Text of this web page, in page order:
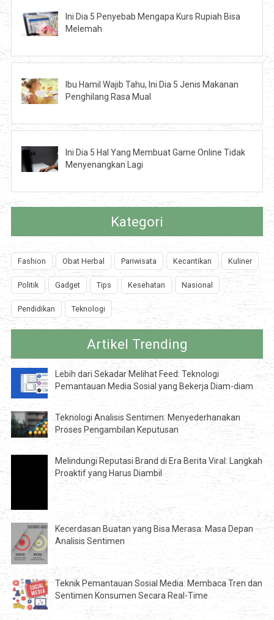
Ini Dia 5 Penyebab Mengapa Kurs Rupiah Bisa
Melemah
Ibu Hamil Wajib Tahu, Ini Dia 5 Jenis Makanan
Penghilang Rasa Mual
Ini Dia 5 Hal Yang Membuat Game Online Tidak
Menyenangkan Lagi
Kategori
Fashion Obat Herbal Pariwisata Kecantikan Kuliner
Politik Gadget Tips Kesehatan Nasional
Pendidikan Teknologi
Artikel Trending
Lebih dari Sekadar Melihat Feed: Teknologi
Pemantauan Media Sosial yang Bekerja Diam-diam
Teknologi Analisis Sentimen: Menyederhanakan
Proses Pengambilan Keputusan
Melindungi Reputasi Brand di Era Berita Viral: Langkah
Proaktif yang Harus Diambil
Kecerdasan Buatan yang Bisa Merasa: Masa Depan
Analisis Sentimen
Teknik Pemantauan Sosial Media: Membaca Tren dan
Sentimen Konsumen Secara Real-Time